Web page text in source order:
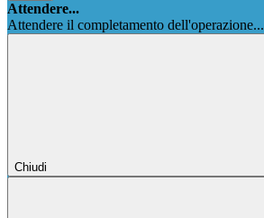
Attendere...
Attendere il completamento dell'operazione...
Chiudi